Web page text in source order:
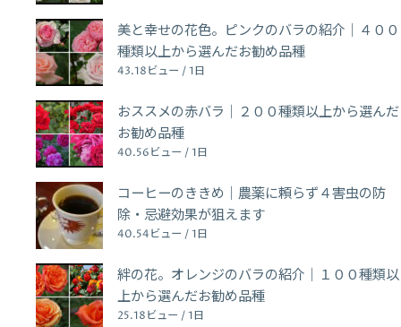
美と幸せの花色。ピンクのバラの紹介｜４００
種類以上から選んだお勧め品種
43.18ビュー / 1日
おススメの赤バラ｜２００種類以上から選んだ
お勧め品種
40.56ビュー / 1日
コーヒーのききめ｜農薬に頼らず４害虫の防
除・忌避効果が狙えます
40.54ビュー / 1日
絆の花。オレンジのバラの紹介｜１００種類以
上から選んだお勧め品種
25.18ビュー / 1日